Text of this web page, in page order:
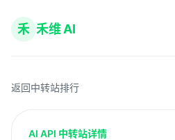
禾 禾维 AI
返回中转站排行
AI API 中转站详情